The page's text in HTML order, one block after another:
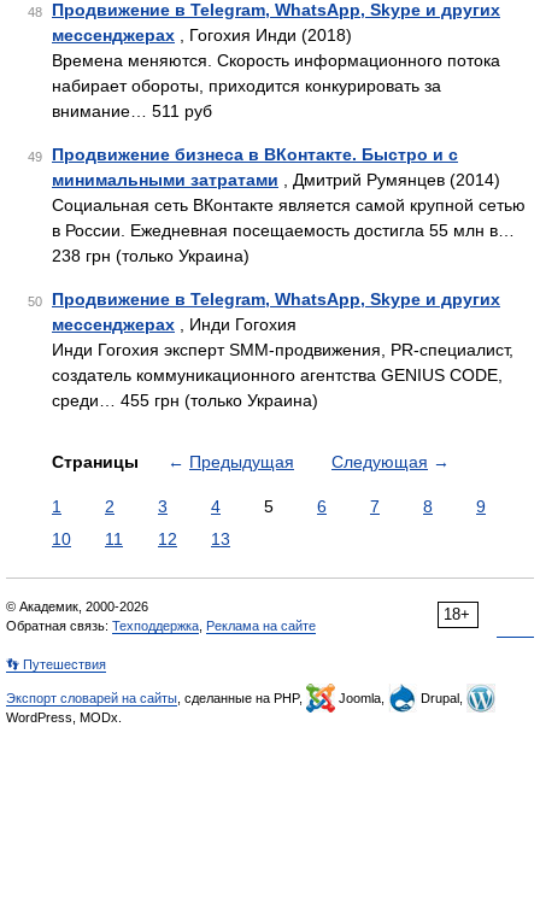
48
Продвижение в Telegram, WhatsApp, Skype и других
мессенджерах , Гогохия Инди (2018)
Времена меняются. Скорость информационного потока
набирает обороты, приходится конкурировать за
внимание… 511 руб
49
Продвижение бизнеса в ВКонтакте. Быстро и с
минимальными затратами , Дмитрий Румянцев (2014)
Социальная сеть ВКонтакте является самой крупной сетью
в России. Ежедневная посещаемость достигла 55 млн в…
238 грн (только Украина)
50
Продвижение в Telegram, WhatsApp, Skype и других
мессенджерах , Инди Гогохия
Инди Гогохия эксперт SMM-продвижения, PR-специалист,
создатель коммуникационного агентства GENIUS CODE,
среди… 455 грн (только Украина)
Страницы ← Предыдущая Следующая →
1 2 3 4 5 6 7 8
9
10
11 12 13
18+
© Академик, 2000-2026
Обратная связь: Техподдержка Реклама на сайте
👣 Путешествия
Экспорт словарей на сайты , сделанные на PHP, Joomla,
Drupal,
WordPress, MODx.